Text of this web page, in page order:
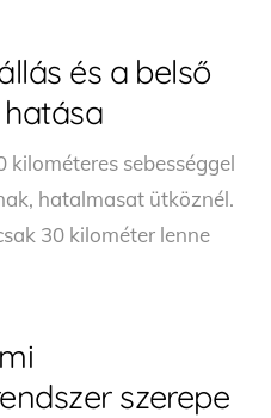
és a belső
sebességgel
hatalmasat ütköznél.
30 kilométer lenne
szerepe